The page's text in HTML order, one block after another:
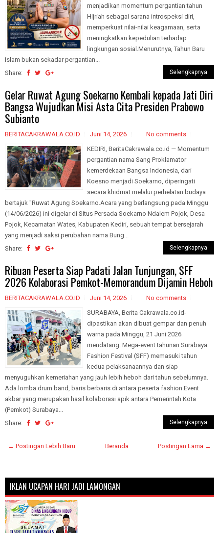
menjadikan momentum pergantian tahun
Hijriah sebagai sarana introspeksi diri,
memperkuat nilai-nilai keagamaan, serta
meningkatkan kepedulian terhadap
lingkungan sosial.Menurutnya, Tahun Baru
Islam bukan sekadar pergantian...
Share:
Selengkapnya
Gelar Ruwat Agung Soekarno Kembali kepada Jati Diri
Bangsa Wujudkan Misi Asta Cita Presiden Prabowo
Subianto
BERITACAKRAWALA.CO.ID Juni 14, 2026
No comments
KEDIRI, BeritaCakrawala.co.id — Momentum
pergantian nama Sang Proklamator
kemerdekaan Bangsa Indonesia, dari
Koesno menjadi Soekarno, diperingati
secara khidmat melalui perhelatan budaya
bertajuk "Ruwat Agung Soekarno.Acara yang berlangsung pada Minggu
(14/06/2026) ini digelar di Situs Persada Soekarno Ndalem Pojok, Desa
Pojok, Kecamatan Wates, Kabupaten Kediri, sebuah tempat bersejarah
yang menjadi saksi perubahan nama Bung...
Share:
Selengkapnya
Ribuan Peserta Siap Padati Jalan Tunjungan, SFF
2026 Kolaborasi Pemkot-Memorandum Dijamin Heboh
BERITACAKRAWALA.CO.ID Juni 14, 2026
No comments
SURABAYA, Berita Cakrawala.co.id-
dipastikan akan dibuat gempar dan penuh
warna pada Minggu, 21 Juni 2026
mendatang. Mega-event tahunan Surabaya
Fashion Festival (SFF) memasuki tahun
kedua pelaksanaannya dan siap
menyuguhkan kemeriahan yang jauh lebih heboh dari tahun sebelumnya.
Ada lomba drum band, baris berbaris di antara peserta fashion.Event
akbar yang merupakan hasil kolaborasi apik antara Pemerintah Kota
(Pemkot) Surabaya...
Share:
Selengkapnya
← Postingan Lebih Baru Postingan Lama →
Beranda
IKLAN UCAPAN HARI JADI LAMONGAN